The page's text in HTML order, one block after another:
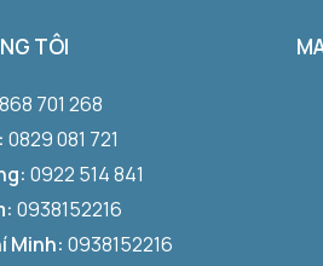
TÔI
701 268
0829 081 721
0922 514 841
0938152216
Minh: 0938152216